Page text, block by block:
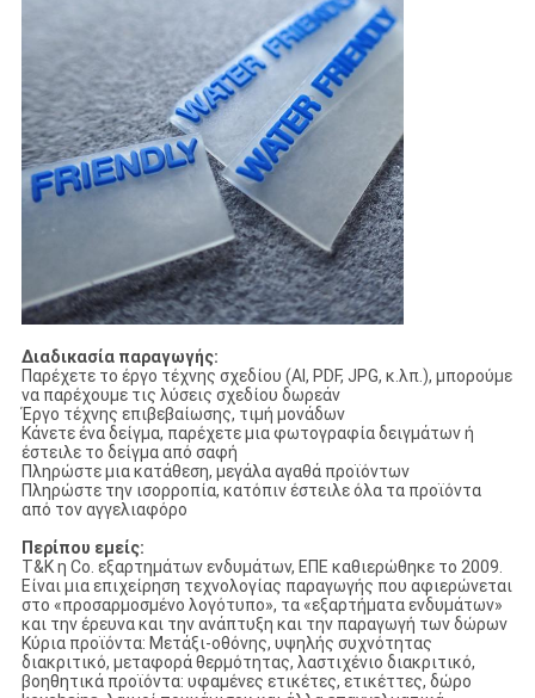
Διαδικασία παραγωγής:
Παρέχετε το έργο τέχνης σχεδίου (AI, PDF, JPG, κ.λπ.), μπορούμε
να παρέχουμε τις λύσεις σχεδίου δωρεάν
Έργο τέχνης επιβεβαίωσης, τιμή μονάδων
Κάνετε ένα δείγμα, παρέχετε μια φωτογραφία δειγμάτων ή
έστειλε το δείγμα από σαφή
Πληρώστε μια κατάθεση, μεγάλα αγαθά προϊόντων
Πληρώστε την ισορροπία, κατόπιν έστειλε όλα τα προϊόντα
από τον αγγελιαφόρο
Περίπου εμείς:
T&K η Co. εξαρτημάτων ενδυμάτων, ΕΠΕ καθιερώθηκε το 2009.
Είναι μια επιχείρηση τεχνολογίας παραγωγής που αφιερώνεται
στο «προσαρμοσμένο λογότυπο», τα «εξαρτήματα ενδυμάτων»
και την έρευνα και την ανάπτυξη και την παραγωγή των δώρων
Κύρια προϊόντα: Μετάξι-οθόνης, υψηλής συχνότητας
διακριτικό, μεταφορά θερμότητας, λαστιχένιο διακριτικό,
βοηθητικά προϊόντα: υφαμένες ετικέτες, ετικέττες, δώρο